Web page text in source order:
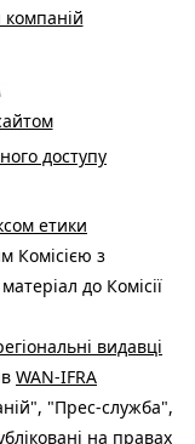
доступу
етики
Комісією з
до Комісії
видавці
WAN-IFRA
"Прес-служба",
на правах